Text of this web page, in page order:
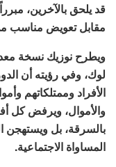
قد يلحق بالآخرين،
مقابل تعويض مناسب من
ويطرح نوزيك نسخة
لوك، وفي رؤيته أن
الأفراد وممتلكاتهم
والأموال، ويرفض كل
بالسرقة، بل ويستهجن
المساواة الاجتماعية.